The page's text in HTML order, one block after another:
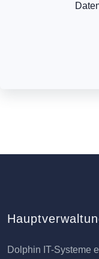
Dolphin IT-Systeme